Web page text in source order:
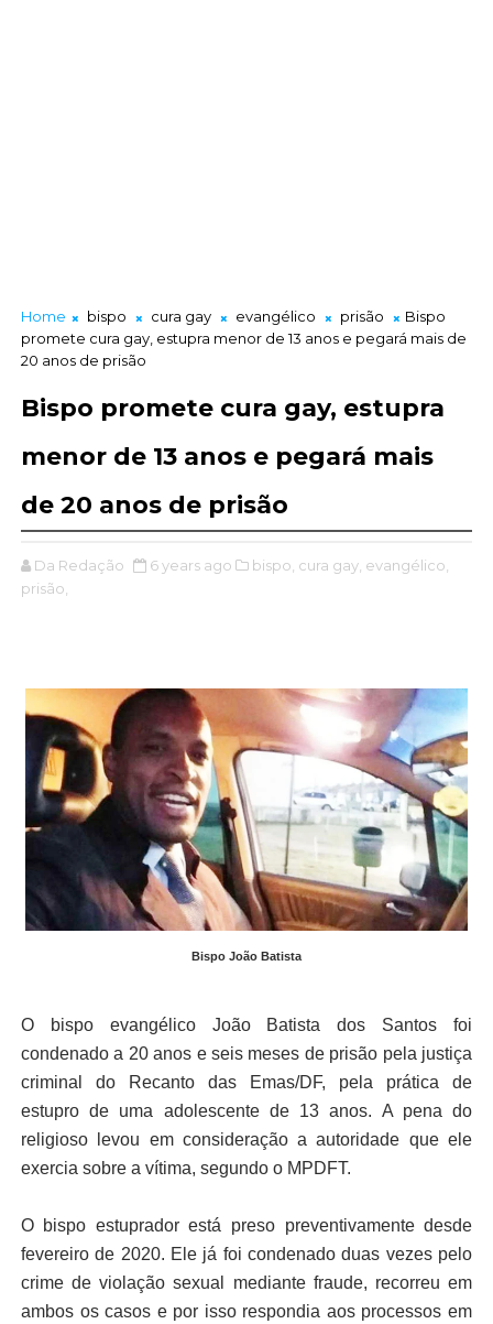
Home bispo cura gay evangélico prisão
Bispo
promete cura gay, estupra menor de 13 anos e pegará mais de
20 anos de prisão
Bispo promete cura gay, estupra
menor de 13 anos e pegará mais
de 20 anos de prisão
Da Redação 6 years ago bispo, cura gay, evangélico,
prisão,
Bispo João Batista
O bispo evangélico João Batista dos Santos foi
condenado a 20 anos e seis meses de prisão pela justiça
criminal do Recanto das Emas/DF, pela prática de
estupro de uma adolescente de 13 anos. A pena do
religioso levou em consideração a autoridade que ele
exercia sobre a vítima, segundo o MPDFT.
O bispo estuprador está preso preventivamente desde
fevereiro de 2020. Ele já foi condenado duas vezes pelo
crime de violação sexual mediante fraude, recorreu em
ambos os casos e por isso respondia aos processos em